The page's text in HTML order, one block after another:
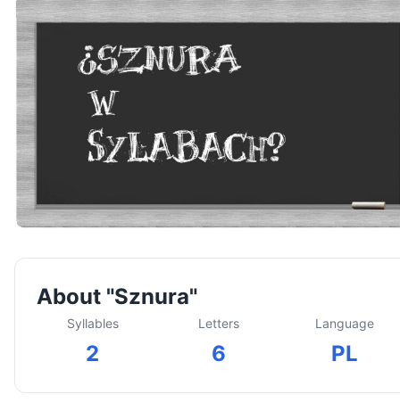
About "Sznura"
Syllables
2
Letters
6
Language
PL